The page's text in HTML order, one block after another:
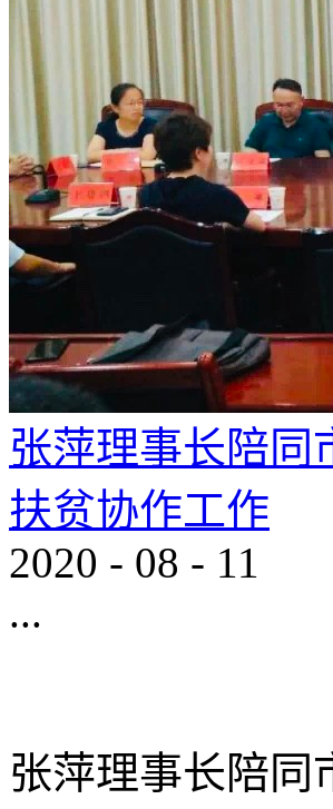
张萍理事长陪同
扶贫协作工作
2020 - 08 - 11
...
张萍理事长陪同